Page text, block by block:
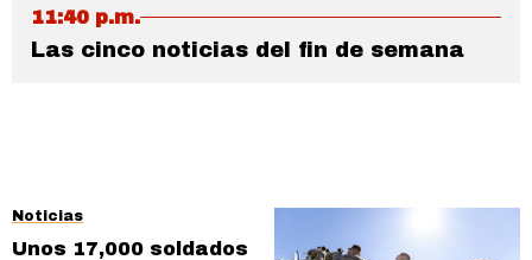
11:40 p.m.
Las cinco noticias del fin de semana
Noticias
Unos 17,000 soldados